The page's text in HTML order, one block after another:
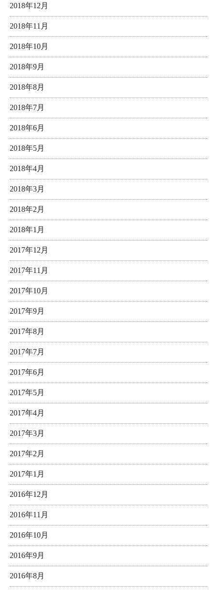
2018年12月
2018年11月
2018年10月
2018年9月
2018年8月
2018年7月
2018年6月
2018年5月
2018年4月
2018年3月
2018年2月
2018年1月
2017年12月
2017年11月
2017年10月
2017年9月
2017年8月
2017年7月
2017年6月
2017年5月
2017年4月
2017年3月
2017年2月
2017年1月
2016年12月
2016年11月
2016年10月
2016年9月
2016年8月